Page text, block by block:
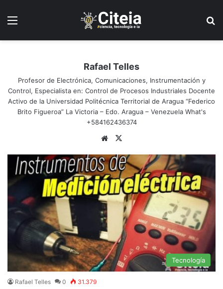
Rafael Telles
Profesor de Electrónica, Comunicaciones, Instrumentación y
Control, Especialista en: Control de Procesos Industriales Docente
Activo de la Universidad Politécnica Territorial de Aragua “Federico
Brito Figueroa” La Victoria – Edo. Aragua – Venezuela What's
+584162436374
Siti
we
b
Tecnología
Rafael Telles 0 31.379